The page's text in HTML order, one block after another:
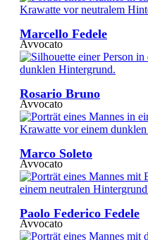
Marcello Fedele
Avvocato
Rosario Bruno
Avvocato
Marco Soleto
Avvocato
Paolo Federico Fedele
Avvocato